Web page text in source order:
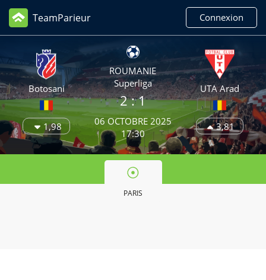
TeamParieur Connexion
Botosani
1,98
ROUMANIE
Superliga
2: 1
06 OCTOBRE 2025
17:30
UTA Arad
3,81
PARIS